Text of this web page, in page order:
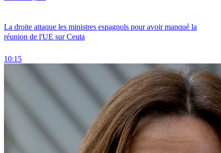
La droite attaque les ministres espagnols pour avoir manqué la
réunion de l'UE sur Ceuta
10:15